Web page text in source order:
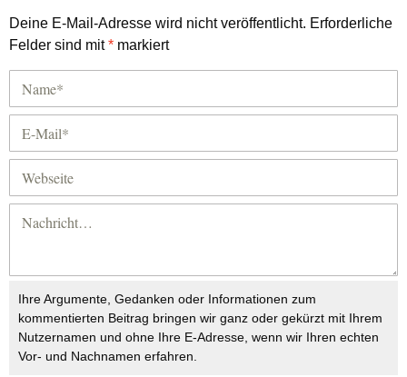
Deine E-Mail-Adresse wird nicht veröffentlicht. Erforderliche
Felder sind mit* markiert
Ihre Argumente, Gedanken oder Informationen zum
kommentierten Beitrag bringen wir ganz oder gekürzt mit Ihrem
Nutzernamen und ohne Ihre E-Adresse, wenn wir Ihren echten
Vor- und Nachnamen erfahren.